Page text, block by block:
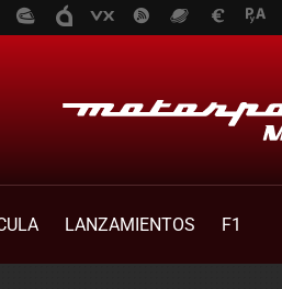
LANZAMIENTOS F1